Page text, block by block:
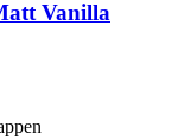
Vanilla